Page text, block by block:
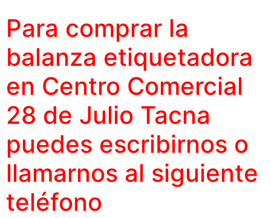
Para comprar la
balanza etiquetadora
en Centro Comercial
28 de Julio Tacna
puedes escribirnos o
llamarnos al siguiente
teléfono